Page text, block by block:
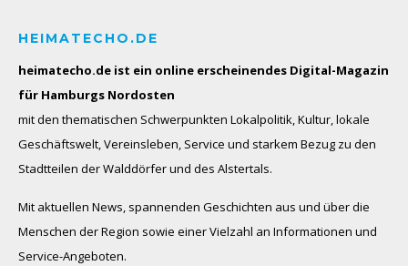
HEIMATECHO.DE
heimatecho.de ist ein online erscheinendes Digital-Magazin
für Hamburgs Nordosten
mit den thematischen Schwerpunkten Lokalpolitik, Kultur, lokale
Geschäftswelt, Vereinsleben, Service und starkem Bezug zu den
Stadtteilen der Walddörfer und des Alstertals.
Mit aktuellen News, spannenden Geschichten aus und über die
Menschen der Region sowie einer Vielzahl an Informationen und
Service-Angeboten.